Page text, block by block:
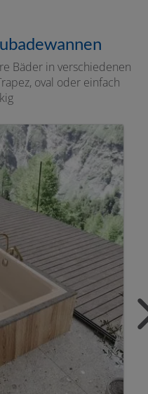
Bäder in verschiedenen
oval oder einfach